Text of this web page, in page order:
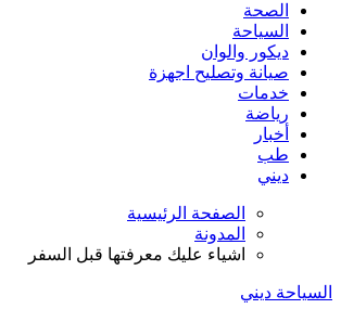
الصحة
السياحة
ديكور والوان
صيانة وتصليح اجهزة
خدمات
رياضة
أخبار
طب
ديني
الصفحة الرئيسية
المدونة
اشياء عليك معرفتها قبل السفر
السياحة ديني